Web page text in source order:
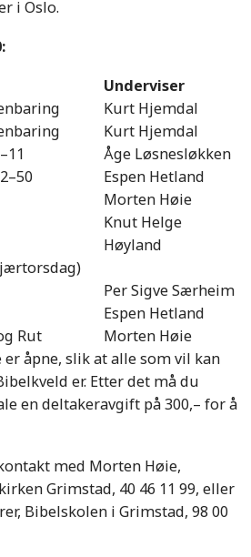
i Oslo.
Underviser
Kurt Hjemdal
Kurt Hjemdal
Åge Løsnesløkken
Espen Hetland
Morten Høie
Knut Helge
Høyland
Per Sigve Særheim
Espen Hetland
Rut
Morten Høie
åpne, slik at alle som vil kan
er. Etter det må du
en deltakeravgift på 300,– for å
med Morten Høie,
Grimstad, 40 46 11 99, eller
Bibelskolen i Grimstad, 98 00